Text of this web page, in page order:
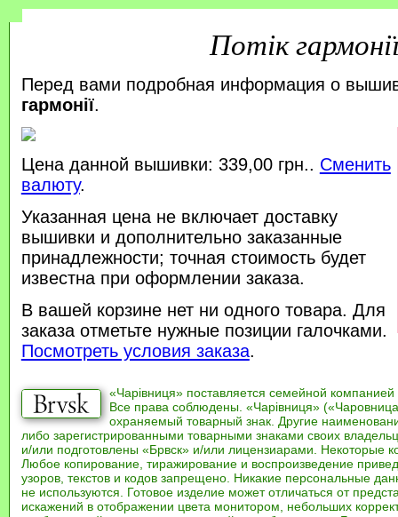
Потік
Перед вами подробная информация о
гармонії.
Цена данной вышивки: 339,00 грн.. Сменить
валюту.
Указанная цена не включает доставку
вышивки и дополнительно заказанные
принадлежности; точная стоимость будет
известна при оформлении заказа.
В вашей корзине нет ни одного товара. Для
заказа отметьте нужные позиции галочками.
Посмотреть условия заказа.
«Чарівниця» поставляется семейной компанией
Все права соблюдены. «Чарівниця»
охраняемый товарный знак. Другие
либо зарегистрированными товарными знаками своих
и/или подготовлены «Брвск» и/или лицензиарами. Некоторые
Любое копирование, тиражирование и воспроизведение
узоров, текстов и кодов запрещено. Никакие персональные
не используются. Готовое изделие может отличаться от
искажений в отображении цвета монитором, небольших